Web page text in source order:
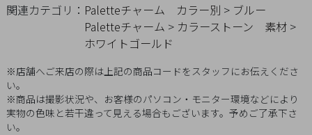
関連カテゴリ： Paletteチャーム カラー別 > ブルー
Paletteチャーム > カラーストーン 素材 >
ホワイトゴールド
※店舗へご来店の際は上記の商品コードをスタッフにお伝えくださ
い。
※商品は撮影状況や、お客様のパソコン・モニター環境などにより
実物の色味と若干違って見える場合もございます。予めご了承下さ
い。
Q&A
LIST